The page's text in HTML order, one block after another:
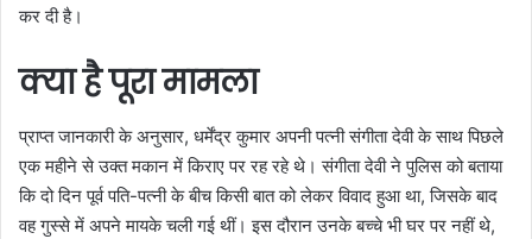
कर दी है।
क्या है पूरा मामला
प्राप्त जानकारी के अनुसार, धर्मेंद्र कुमार अपनी पत्नी संगीता देवी के साथ पिछले
एक महीने से उक्त मकान में किराए पर रह रहे थे। संगीता देवी ने पुलिस को बताया
कि दो दिन पूर्व पति-पत्नी के बीच किसी बात को लेकर विवाद हुआ था, जिसके बाद
वह गुस्से में अपने मायके चली गई थीं। इस दौरान उनके बच्चे भी घर पर नहीं थे,